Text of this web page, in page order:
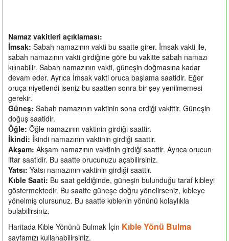
Namaz vakitleri açıklaması:
İmsak: Sabah namazının vakti bu saatte girer. İmsak vakti ile,
sabah namazının vakti girdiğine göre bu vakitte sabah namazı
kılınabilir. Sabah namazının vakti, güneşin doğmasına kadar
devam eder. Ayrıca İmsak vakti oruca başlama saatidir. Eğer
oruça niyetlendi iseniz bu saatten sonra bir şey yenilmemesi
gerekir.
Güneş: Sabah namazının vaktinin sona erdiği vakittir. Güneşin
doğuş saatidir.
Öğle: Öğle namazının vaktinin girdiği saattir.
İkindi: İkindi namazının vaktinin girdiği saattir.
Akşam: Akşam namazının vaktinin girdiği saattir. Ayrıca orucun
iftar saatidir. Bu saatte orucunuzu açabilirsiniz.
Yatsı: Yatsı namazının vaktinin girdiği saattir.
Kıble Saati: Bu saat geldiğinde, güneşin bulunduğu taraf kıbleyi
göstermektedir. Bu saatte güneşe doğru yönelirseniz, kıbleye
yönelmiş olursunuz. Bu saatte kıblenin yönünü kolaylıkla
bulabilirsiniz.
Haritada Kıble Yönünü Bulmak İçin Kıble Yönü Bulma
sayfamızı kullanabilirsiniz.